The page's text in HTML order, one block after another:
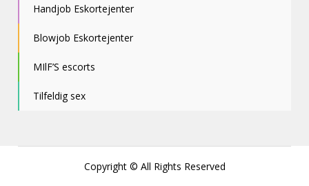
Handjob Eskortejenter
Blowjob Eskortejenter
MIlF’S escorts
Tilfeldig sex
Copyright © All Rights Reserved